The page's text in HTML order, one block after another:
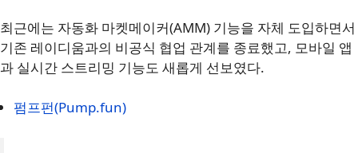
최근에는 자동화 마켓메이커(AMM) 기능을 자체 도입하면서
기존 레이디움과의 비공식 협업 관계를 종료했고, 모바일 앱
과 실시간 스트리밍 기능도 새롭게 선보였다.
펌프펀(Pump.fun)